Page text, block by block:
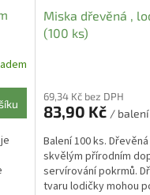
Miska dřevěná ,
(100 ks)
69,34 Kč bez DPH
83,90 Kč / balení
Balení 100 ks.
skvělým přírodním
servírování pokrmů.
tvaru lodičky mohou